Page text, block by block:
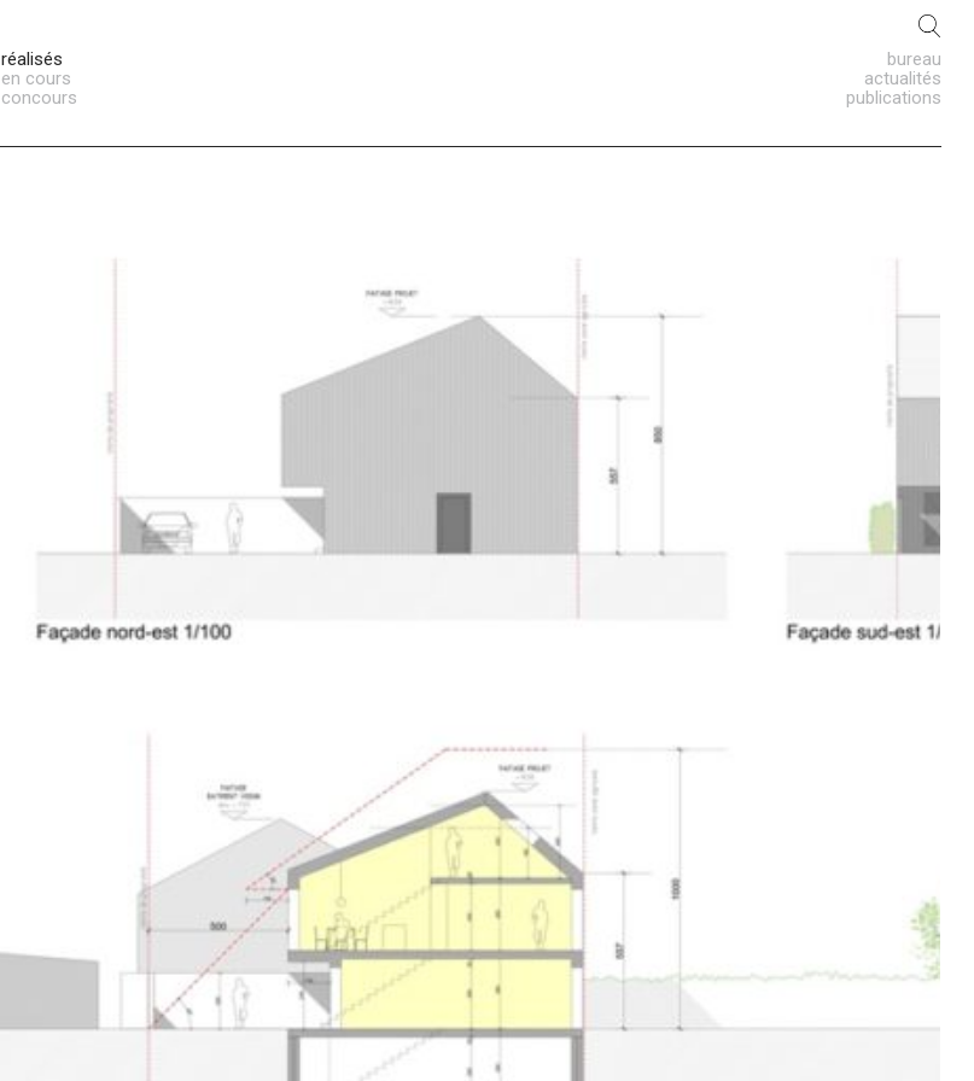
réalisés
en cours
concours
bureau
actualités
publications